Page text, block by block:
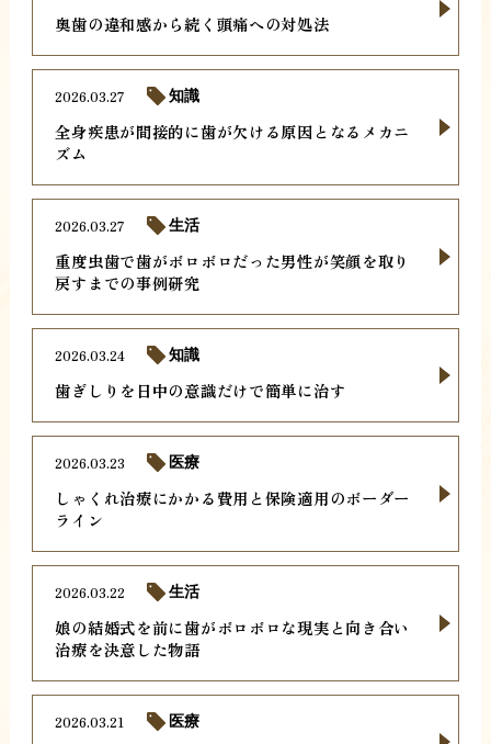
奥歯の違和感から続く頭痛への対処法
全身疾患が間接的に歯が欠ける原因となるメカニ
ズム
2026.03.27 知識
重度虫歯で歯がボロボロだった男性が笑顔を取り
戻すまでの事例研究
2026.03.27 生活
歯ぎしりを日中の意識だけで簡単に治す
2026.03.24 知識
しゃくれ治療にかかる費用と保険適用のボーダー
ライン
2026.03.23 医療
娘の結婚式を前に歯がボロボロな現実と向き合い
治療を決意した物語
2026.03.22 生活
2026.03.21 医療